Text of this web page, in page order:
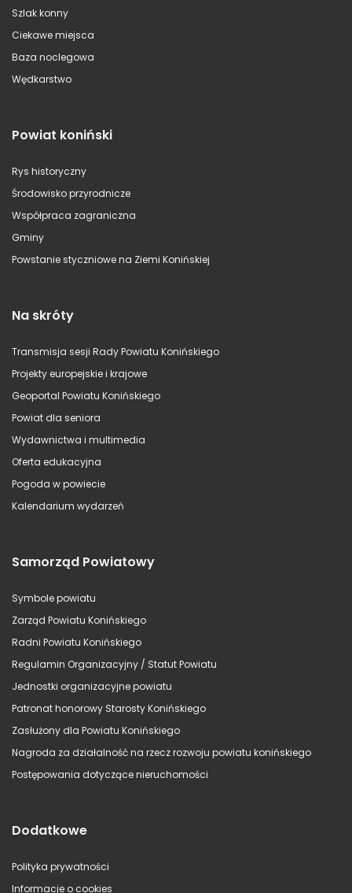
Szlak konny
Ciekawe miejsca
Baza noclegowa
Wędkarstwo
Powiat koniński
Rys historyczny
Środowisko przyrodnicze
Współpraca zagraniczna
Gminy
Powstanie styczniowe na Ziemi Konińskiej
Na skróty
Transmisja sesji Rady Powiatu Konińskiego
Projekty europejskie i krajowe
Geoportal Powiatu Konińskiego
Powiat dla seniora
Wydawnictwa i multimedia
Oferta edukacyjna
Pogoda w powiecie
Kalendarium wydarzeń
Samorząd Powiatowy
Symbole powiatu
Zarząd Powiatu Konińskiego
Radni Powiatu Konińskiego
Regulamin Organizacyjny / Statut Powiatu
Jednostki organizacyjne powiatu
Patronat honorowy Starosty Konińskiego
Zasłużony dla Powiatu Konińskiego
Nagroda za działalność na rzecz rozwoju powiatu konińskiego
Postępowania dotyczące nieruchomości
Dodatkowe
Polityka prywatności
Informacje o cookies